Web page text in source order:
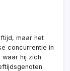
maar het
concurrentie in
waar hij zich